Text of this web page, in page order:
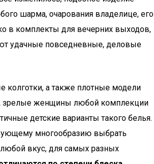
шарма, очарования владелице, его
в комплекты для вечерних выходов,
удачные повседневные, деловые
колготки, а также плотные модели
зрелые женщины любой комплекции
детские варианты такого белья.
многообразию выбрать
вкус, для самых разных